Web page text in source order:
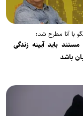
با آنا مطرح شد؛
مستند باید آیینه زندگی
باشد